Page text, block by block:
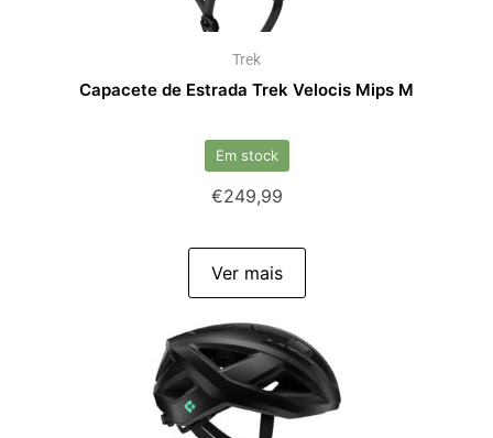
Trek
Capacete de Estrada Trek Velocis Mips M
Em stock
€249,99
Ver mais